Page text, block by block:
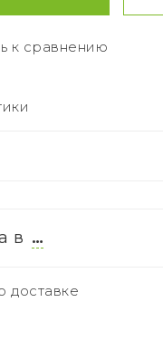
к сравнению
в …
доставке